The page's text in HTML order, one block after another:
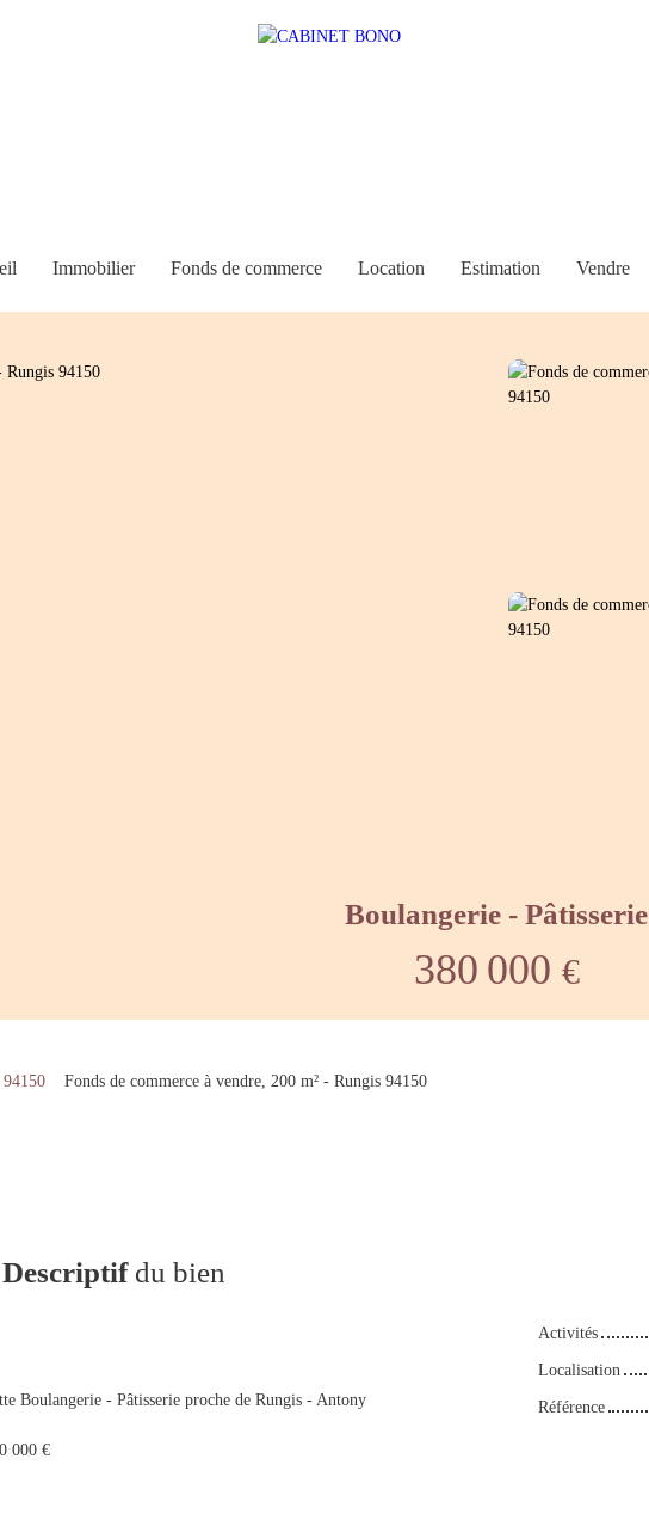
Immobilier Fonds de commerce Location Estimation Vendre
Boulangerie - Pâtisserie
380 000 €
Fonds de commerce à vendre, 200 m² - Rungis 94150
Descriptifdu bien
Boulangerie - Pâtisserie proche de Rungis - Antony
000 €
Activités
Localisation
Référence